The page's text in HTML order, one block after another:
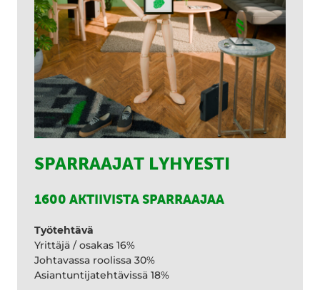
SPARRAAJAT LYHYESTI
1600 AKTIIVISTA SPARRAAJAA
Työtehtävä
Yrittäjä / osakas 16%
Johtavassa roolissa 30%
Asiantuntijatehtävissä 18%